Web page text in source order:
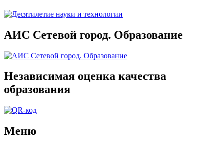
АИС Сетевой город. Образование
Независимая оценка качества
образования
Меню